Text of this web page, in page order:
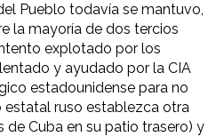
Pueblo todavía se mantuvo,
la mayoría de dos tercios
explotado por los
y ayudado por la CIA
estadounidense para no
ruso establezca otra
Cuba en su patio trasero) y